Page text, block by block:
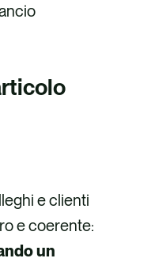
e clienti
e coerente:
un